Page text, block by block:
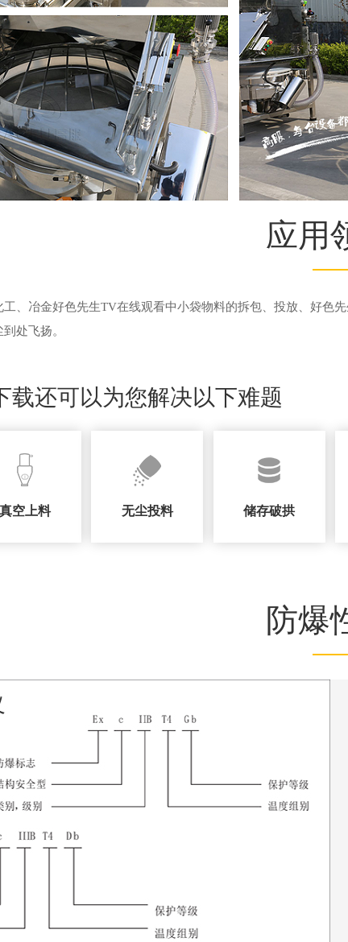
应用
、冶金好色先生TV在线观看中小袋物料的拆包、投放、好色
处飞扬。
载还可以为您解决以下难题
真空上料 无尘投料 储存破拱
防爆